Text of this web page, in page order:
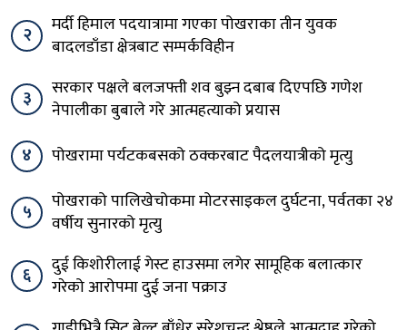
२
मर्दी हिमाल पदयात्रामा गएका पोखराका तीन युवक
बादलडाँडा क्षेत्रबाट सम्पर्कविहीन
३
सरकार पक्षले बलजफ्ती शव बुझ्न दबाब दिएपछि गणेश
नेपालीका बुबाले गरे आत्महत्याको प्रयास
४
पोखरामा पर्यटकबसको ठक्करबाट पैदलयात्रीको मृत्यु
५
पोखराको पालिखेचोकमा मोटरसाइकल दुर्घटना, पर्वतका २४
वर्षीय सुनारको मृत्यु
६
दुई किशोरीलाई गेस्ट हाउसमा लगेर सामूहिक बलात्कार
गरेको आरोपमा दुई जना पक्राउ